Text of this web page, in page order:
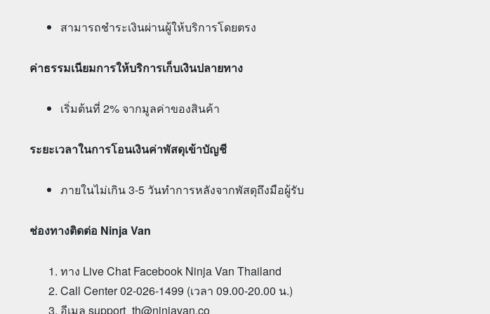
สามารถชำระเงินผ่านผู้ให้บริการโดยตรง
ค่าธรรมเนียมการให้บริการเก็บเงินปลายทาง
เริ่มต้นที่ 2% จากมูลค่าของสินค้า
ระยะเวลาในการโอนเงินค่าพัสดุเข้าบัญชี
ภายในไม่เกิน 3-5 วันทำการหลังจากพัสดุถึงมือผู้รับ
ช่องทางติดต่อ Ninja Van
ทาง Live Chat Facebook Ninja Van Thailand
Call Center 02-026-1499 (เวลา 09.00-20.00 น.)
อีเมล support_th@ninjavan.co